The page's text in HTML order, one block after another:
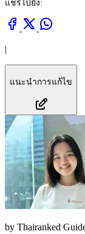
แชร์ไปยัง:
แนะนำการแก้ไข
by Thairanked